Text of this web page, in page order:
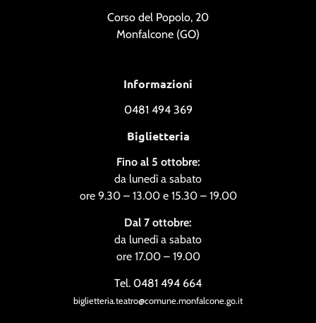
Corso del Popolo, 20
Monfalcone (GO)
Informazioni
0481 494 369
Biglietteria
Fino al 5 ottobre:
da lunedì a sabato
ore 9.30 – 13.00 e 15.30 – 19.00
Dal 7 ottobre:
da lunedì a sabato
ore 17.00 – 19.00
Tel. 0481 494 664
biglietteria.teatro@comune.monfalcone.go.it